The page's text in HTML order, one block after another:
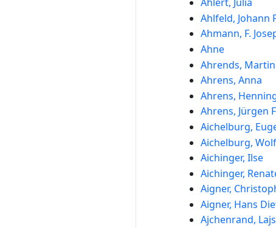
Ahlfeld, Johann
Ahmann, F.
Ahne
Ahrends, Martin
Ahrens, Anna
Ahrens,
Ahrens, Jürgen
Aichelburg,
Aichelburg,
Aichinger, Ilse
Aichinger,
Aigner,
Aigner, Hans
Ajchenrand,